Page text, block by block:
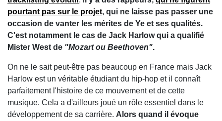
pourtant pas sur le projet, qui ne laisse pas passer une
occasion de vanter les mérites de Ye et ses qualités.
C'est notamment le cas de Jack Harlow qui a qualifié
Mister West de "Mozart ou Beethoven".
On ne le sait peut-être pas beaucoup en France mais Jack
Harlow est un véritable étudiant du hip-hop et il connaît
parfaitement l'histoire de ce mouvement et de cette
musique. Cela a d'ailleurs joué un rôle essentiel dans le
développement de sa carrière. Alors quand il évoque